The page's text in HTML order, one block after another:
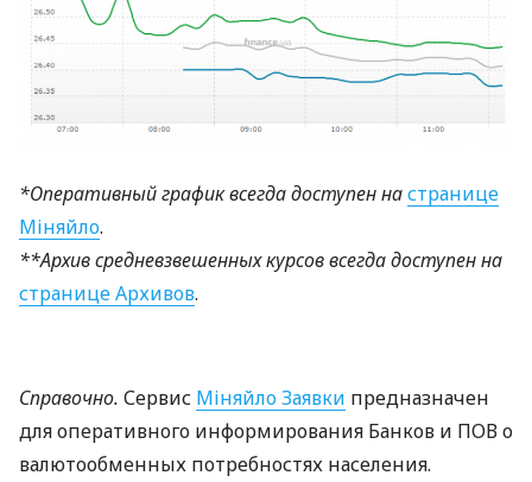
*Оперативный график всегда доступен настранице
Міняйло.
**Архив средневзвешенных курсов всегда доступен на
странице Архивов.
Справочно. Сервис Міняйло Заявки предназначен
для оперативного информирования Банков и ПОВо
валютообменных потребностях населения.